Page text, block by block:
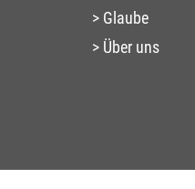
Glaube
Über uns